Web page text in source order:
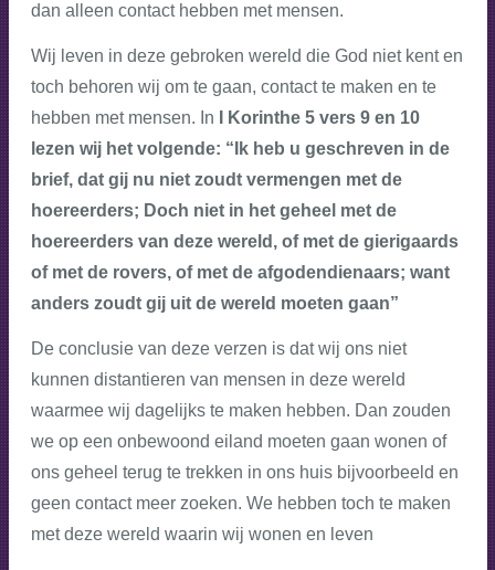
dan alleen contact hebben met mensen.
Wij leven in deze gebroken wereld die God niet kent en
toch behoren wij om te gaan, contact te maken en te
hebben met mensen. In
I Korinthe 5 vers 9 en 10
lezen wij het volgende: “Ik heb u geschreven in de
brief, dat gij nu niet zoudt vermengen met de
hoereerders; Doch niet in het geheel met de
hoereerders van deze wereld, of met de gierigaards
of met de rovers, of met de afgodendienaars; want
anders zoudt gij uit de wereld moeten gaan”
De conclusie van deze verzen is dat wij ons niet
kunnen distantieren van mensen in deze wereld
waarmee wij dagelijks te maken hebben. Dan zouden
we op een onbewoond eiland moeten gaan wonen of
ons geheel terug te trekken in ons huis bijvoorbeeld en
geen contact meer zoeken. We hebben toch te maken
met deze wereld waarin wij wonen en leven